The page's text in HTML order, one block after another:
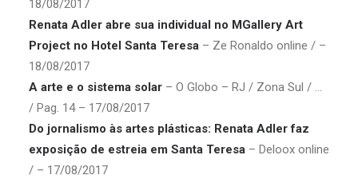
18/08/2017
Renata Adler abre sua individual no MGallery Art
Project no Hotel Santa Teresa – Ze Ronaldo online / –
18/08/2017
A arte e o sistema solar – O Globo – RJ / Zona Sul / …
/ Pag. 14 – 17/08/2017
Do jornalismo às artes plásticas: Renata Adler faz
exposição de estreia em Santa Teresa – Deloox online
/ – 17/08/2017